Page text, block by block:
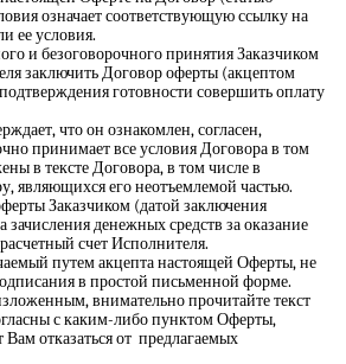
означает соответствующую ссылку на
ее условия.
и безоговорочного принятия Заказчиком
заключить Договор оферты (акцептом
готовности совершить оплату
что он ознакомлен, согласен,
принимает все условия Договора в том
в тексте Договора, в том числе в
являющихся его неотъемлемой частью.
Заказчиком (датой заключения
зачисления денежных средств за оказание
счет Исполнителя.
путем акцепта настоящей Оферты, не
в простой письменной форме.
внимательно прочитайте текст
с каким-либо пунктом Оферты,
Вам отказаться от предлагаемых